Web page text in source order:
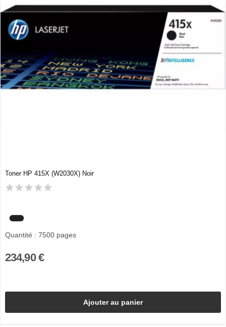
Toner HP 415X (W2030X) Noir
Quantité : 7500 pages
234,90 €
Ajouter au panier